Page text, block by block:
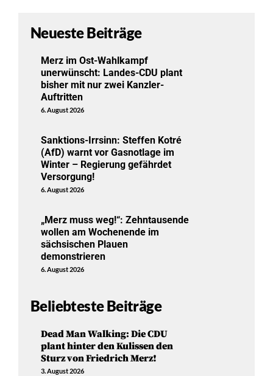
Neueste Beiträge
Merz im Ost-Wahlkampf
unerwünscht: Landes-CDU plant
bisher mit nur zwei Kanzler-
Auftritten
6. August 2026
Sanktions-Irrsinn: Steffen Kotré
(AfD) warnt vor Gasnotlage im
Winter – Regierung gefährdet
Versorgung!
6. August 2026
„Merz muss weg!“: Zehntausende
wollen am Wochenende im
sächsischen Plauen
demonstrieren
6. August 2026
Beliebteste Beiträge
Dead Man Walking: Die CDU
plant hinter den Kulissen den
Sturz von Friedrich Merz!
3. August 2026